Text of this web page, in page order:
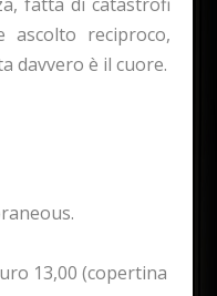
ascolto reciproco,
davvero è il cuore.
13,00 (copertina